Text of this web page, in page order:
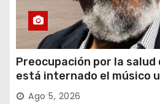
Preocupación por la salud
está internado el músico
Ago 5, 2026